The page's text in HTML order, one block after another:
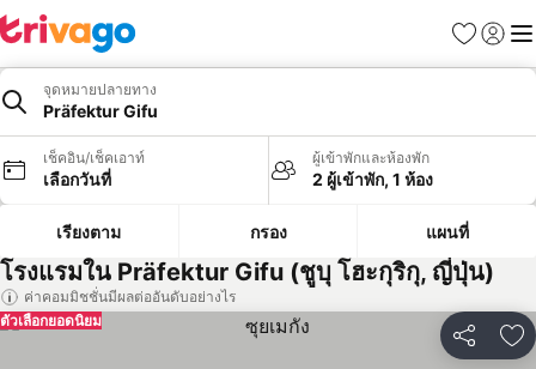
รายการโป
เข้าสู่ร
เมนู
จุดหมายปลายทาง
Präfektur Gifu
เช็คอิน/เช็คเอาท์
เลือกวันที่
ผู้เข้าพักและห้องพัก
2 ผู้เข้าพัก, 1 ห้อง
เรียงตาม กรอง แผนที่
โรงแรมใน Präfektur Gifu (ชูบุ โฮะกุริกุ, ญี่ปุ่น)
ค่าคอมมิชชั่นมีผลต่ออันดับอย่างไร
แชร์ เ
ตัวเลือกยอดนิยม